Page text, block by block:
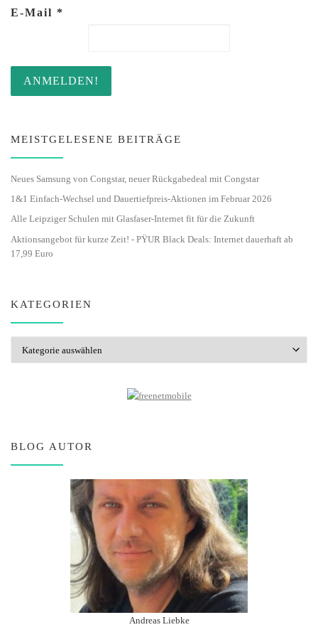
E-Mail *
MEISTGELESENE BEITRÄGE
Neues Samsung von Congstar, neuer Rückgabedeal mit Congstar
1&1 Einfach-Wechsel und Dauertiefpreis-Aktionen im Februar 2026
Alle Leipziger Schulen mit Glasfaser-Internet fit für die Zukunft
Aktionsangebot für kurze Zeit! - PŸUR Black Deals: Internet dauerhaft ab
17,99 Euro
KATEGORIEN
BLOG AUTOR
Andreas Liebke